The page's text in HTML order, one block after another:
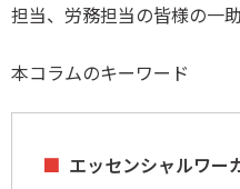
担当、労務担当の皆様の一
本コラムのキーワード
エッセンシャルワー